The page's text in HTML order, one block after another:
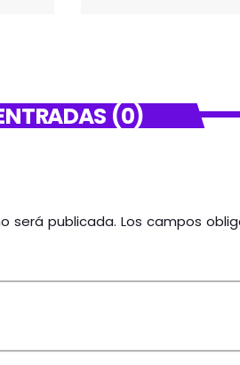
(0)
será publicada. Los campos